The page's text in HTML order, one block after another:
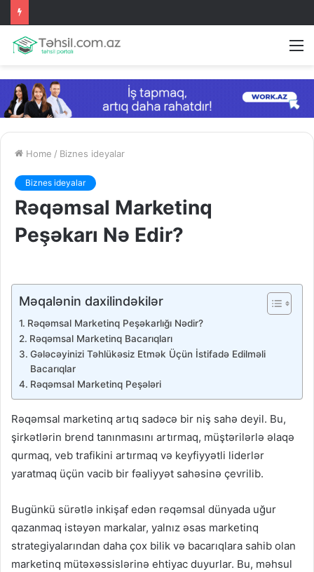
Home / Biznes ideyalar
Biznes ideyalar
Rəqəmsal Marketinq
Peşəkarı Nə Edir?
Məqalənin daxilindəkilər
Rəqəmsal Marketinq Peşəkarlığı Nədir?
Rəqəmsal Marketinq Bacarıqları
Gələcəyinizi Təhlükəsiz Etmək Üçün İstifadə Edilməli
Bacarıqlar
Rəqəmsal Marketinq Peşələri
Rəqəmsal marketinq artıq sadəcə bir niş sahə deyil. Bu,
şirkətlərin brend tanınmasını artırmaq, müştərilərlə əlaqə
qurmaq, veb trafikini artırmaq və keyfiyyətli liderlər
yaratmaq üçün vacib bir fəaliyyət sahəsinə çevrilib.
Bugünkü sürətlə inkişaf edən rəqəmsal dünyada uğur
qazanmaq istəyən markalar, yalnız əsas marketinq
strategiyalarından daha çox bilik və bacarıqlara sahib olan
marketinq mütəxəssislərinə ehtiyac duyurlar. Bu, məhsul